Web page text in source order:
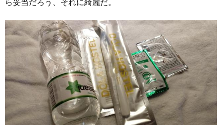
ら妥当だろう、それに綺麗だ。